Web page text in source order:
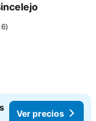
6
Ver precios